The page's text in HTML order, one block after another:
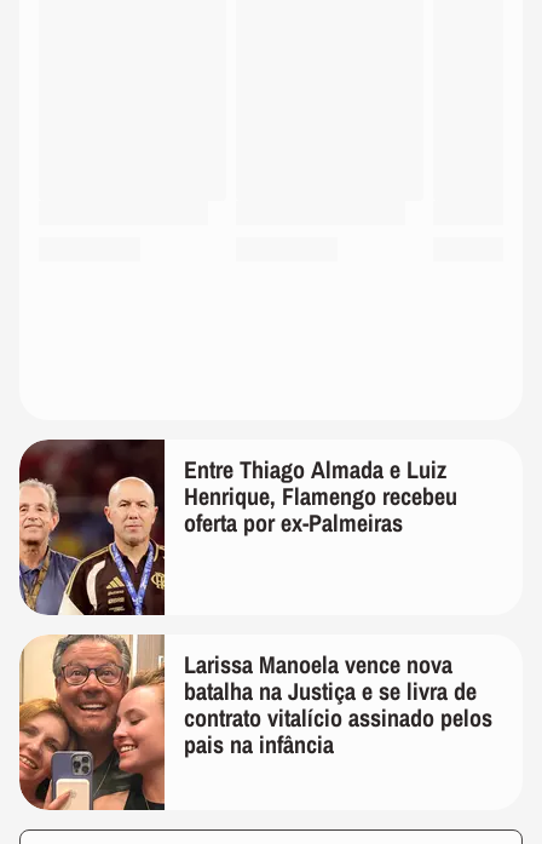
Entre Thiago Almada e Luiz
Henrique, Flamengo recebeu
oferta por ex-Palmeiras
Larissa Manoela vence nova
batalha na Justiça e se livra de
contrato vitalício assinado pelos
pais na infância